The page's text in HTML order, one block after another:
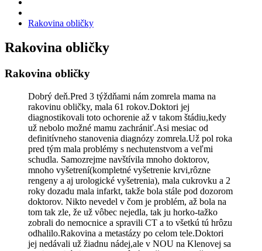
Rakovina obličky
Rakovina obličky
Rakovina obličky
Dobrý deň.Pred 3 týždňami nám zomrela mama na
rakovinu obličky, mala 61 rokov.Doktori jej
diagnostikovali toto ochorenie až v takom štádiu,kedy
už nebolo možné mamu zachrániť.Asi mesiac od
definitívneho stanovenia diagnózy zomrela.Už pol roka
pred tým mala problémy s nechutenstvom a veľmi
schudla. Samozrejme navštívila mnoho doktorov,
mnoho vyšetrení(kompletné vyšetrenie krvi,rôzne
rengeny a aj urologické vyšetrenia), mala cukrovku a 2
roky dozadu mala infarkt, takže bola stále pod dozorom
doktorov. Nikto nevedel v čom je problém, až bola na
tom tak zle, že už vôbec nejedla, tak ju horko-tažko
zobrali do nemocnice a spravili CT a to všetkú tú hrôzu
odhalilo.Rakovina a metastázy po celom tele.Doktori
jej nedávali už žiadnu nádej,ale v NOU na Klenovej sa